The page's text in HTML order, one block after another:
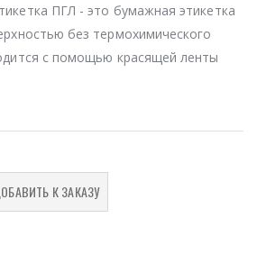
ПГЛ - это бумажная этикетка
без термохимического
с помощью красящей ленты
К ЗАКАЗУ